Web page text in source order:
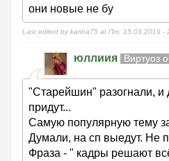
они новые не бу
Last edited by karina75 at Пт, 15.03.2019 -
юллиия Виртуоз
"Старейшин" разогнали, и
придут...
Самую популярную тему
Думали, на сп выедут. Не
Фраза - " кадры решают